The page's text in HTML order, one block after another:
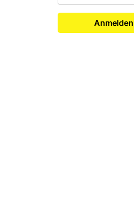
Anmelden